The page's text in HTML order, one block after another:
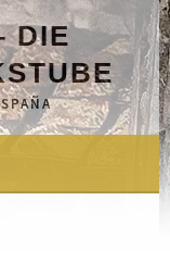
DIE